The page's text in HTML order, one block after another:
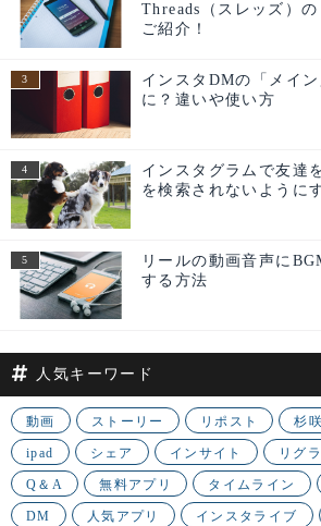
Threads（スレッズ）
ご紹介！
インスタDMの「メイ
に？違いや使い方
インスタグラムで友達
を検索されないように
リールの動画音声に
する方法
人気キーワード
動画 ストーリー リポスト 杉
ipad シェア インサイト リグ
Q＆A 無料アプリ タイムライン
DM 人気アプリ インスタライブ